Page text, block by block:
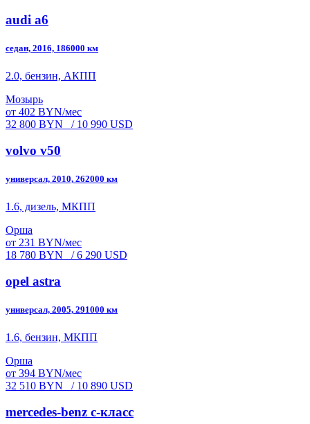
audi a6
седан, 2016, 186000 км
2.0, бензин, АКПП
Мозырь
от 402 BYN/мес
32 800 BYN
/ 10 990 USD
volvo v50
универсал, 2010, 262000 км
1.6, дизель, МКПП
Орша
от 231 BYN/мес
18 780 BYN
/ 6 290 USD
opel astra
универсал, 2005, 291000 км
1.6, бензин, МКПП
Орша
от 394 BYN/мес
32 510 BYN
/ 10 890 USD
mercedes-benz c-класс